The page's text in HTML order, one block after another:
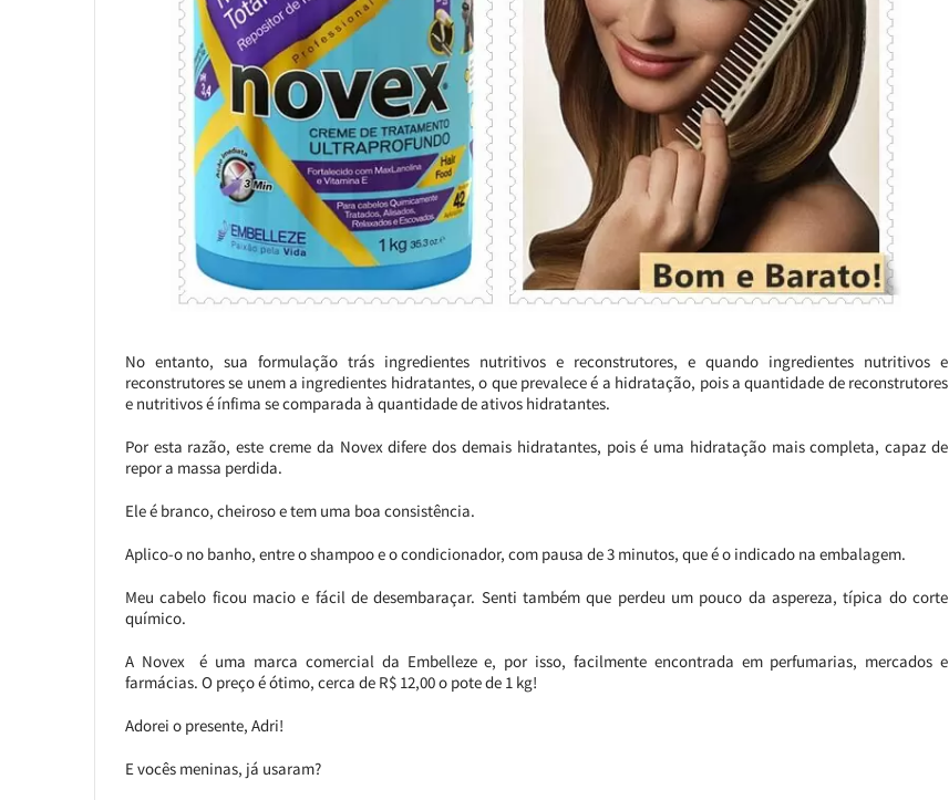
No entanto, sua formulação trás ingredientes nutritivos e reconstrutores, e quando ingredientes nutritivos e
reconstrutores se unem a ingredientes hidratantes, o que prevalece é a hidratação, pois a quantidade de reconstrutores
e nutritivos é ínfima se comparada à quantidade de ativos hidratantes.
Por esta razão, este creme da Novex difere dos demais hidratantes, pois é uma hidratação mais completa, capaz de
repor a massa perdida.
Ele é branco, cheiroso e tem uma boa consistência.
Aplico-o no banho, entre o shampoo e o condicionador, com pausa de 3 minutos, que é o indicado na embalagem.
Meu cabelo ficou macio e fácil de desembaraçar. Senti também que perdeu um pouco da aspereza, típica do corte
químico.
A Novex é uma marca comercial da Embelleze e, por isso, facilmente encontrada em perfumarias, mercados e
farmácias. O preço é ótimo, cerca de R$ 12,00 o pote de 1 kg!
Adorei o presente, Adri!
E vocês meninas, já usaram?